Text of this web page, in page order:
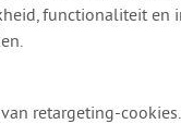
functionaliteit en
retargeting-